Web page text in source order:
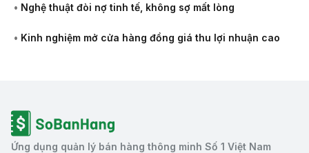
• Nghệ thuật đòi nợ tinh tế, không sợ mất lòng
• Kinh nghiệm mở cửa hàng đồng giá thu lợi nhuận cao
Ứng dụng quản lý bán hàng thông minh Số 1 Việt Nam